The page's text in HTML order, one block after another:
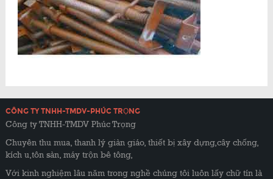
CÔNG TY TNHH-TMDV-PHÚC TRỌNG
Công ty TNHH-TMDV Phúc Trọng
Chuyên thu mua, thanh lý giàn giáo, thiết bị xây dựng,cây chống,
kích u,tôn sàn, máy trộn bê tông,
Với kinh nghiệm lâu năm trong nghề chúng tôi luôn lấy chữ tín là